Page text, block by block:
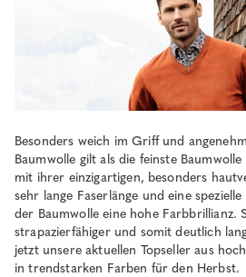
Besonders weich im Griff und
Baumwolle gilt als die feinste
mit ihrer einzigartigen, besonders
sehr lange Faserlänge und eine
der Baumwolle eine hohe Farbbrillianz.
strapazierfähiger und somit deutlich
jetzt unsere aktuellen Topseller aus
in trendstarken Farben für den Herbst.